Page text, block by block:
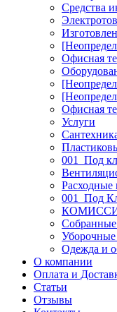
Средства
Офисная
Офисная
Услуги
001_Под
Расходные
001_Под
Одежда и
О компании
Оплата и
Статьи
Отзывы